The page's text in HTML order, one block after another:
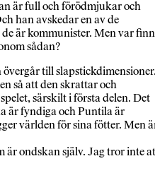
är full och förödmjukar och
han avskedar en av de
är kommunister. Men var
sådan?
till
så att den skrattar och
särskilt i första delen. Det
är fyndiga och Puntila är
världen för sina fötter. Men
är ondskan själv. Jag tror inte